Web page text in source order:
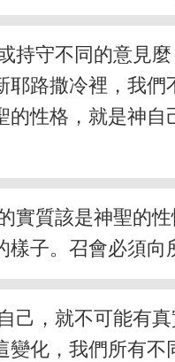
守不同的意見
路撒冷裡，我
性格，就是神
質該是神聖的
子。召會必須向
，就不可能有
化，我們所有